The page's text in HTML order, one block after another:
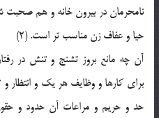
نامحرمان در بيرون خانه و هم صحبت
حيا و عفاف زن مناسب تر است. (2)
آن چه مانع بروز تشنج و تنش در
براي کارها و وظايف هر يک و انتظار
حد و حريم و مراعات آن حدود و